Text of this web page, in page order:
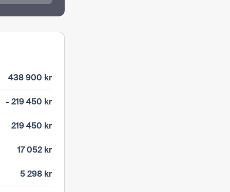
438 900 kr
- 219 450 kr
219 450 kr
17 052 kr
5 298 kr